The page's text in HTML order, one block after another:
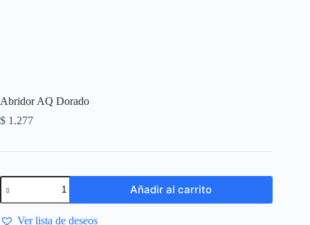
Abridor AQ Dorado
$ 1.277
Añadir al carrito
Ver lista de deseos